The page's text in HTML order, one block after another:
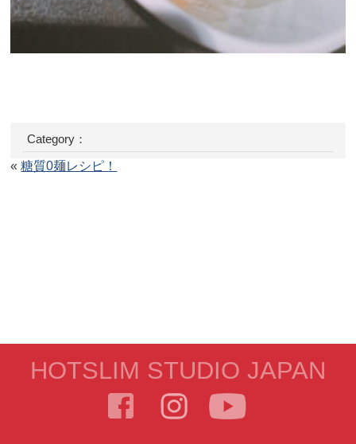
Category：
«糖質0麺レシピ！
HOTSLIM STUDIO JAPAN